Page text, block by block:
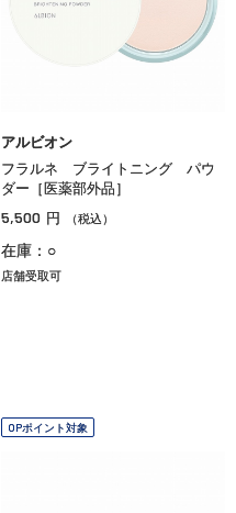
アルビオン
フラルネ ブライトニング パウ
ダー［医薬部外品］
5,500 円 （税込）
在庫：○
店舗受取可
OPポイント対象